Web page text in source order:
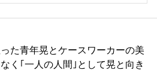
た青年晃とケースワーカーの美
く｢一人の人間｣として晃と向き